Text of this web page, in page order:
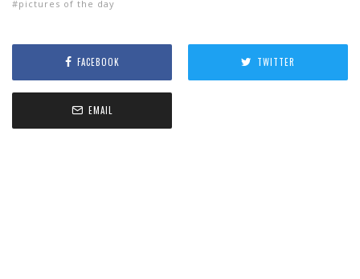
pictures of the day
FACEBOOK TWITTER
EMAIL